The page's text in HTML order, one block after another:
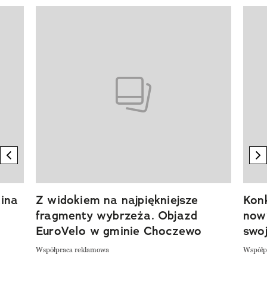
previous element
Z widokiem na najpiękniejsze
fragmenty wybrzeża. Objazd
EuroVelo w gminie Choczewo
Współpraca reklamowa